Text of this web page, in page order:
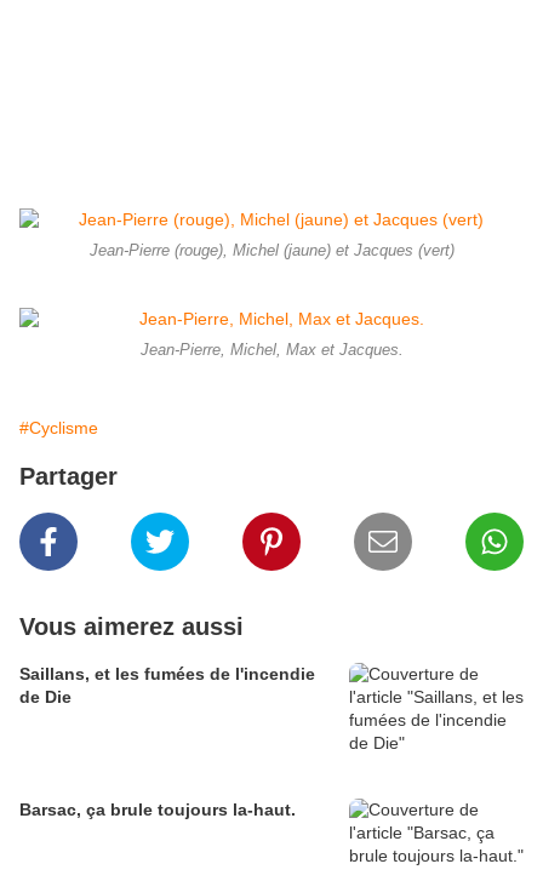
Jean-Pierre (rouge), Michel (jaune) et Jacques (vert)
Jean-Pierre, Michel, Max et Jacques.
#Cyclisme
Partager
Vous aimerez aussi
Saillans, et les fumées de l'incendie
de Die
Barsac, ça brule toujours la-haut.